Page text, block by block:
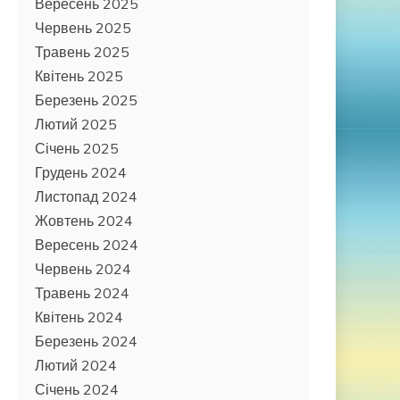
Вересень 2025
Червень 2025
Травень 2025
Квітень 2025
Березень 2025
Лютий 2025
Січень 2025
Грудень 2024
Листопад 2024
Жовтень 2024
Вересень 2024
Червень 2024
Травень 2024
Квітень 2024
Березень 2024
Лютий 2024
Січень 2024